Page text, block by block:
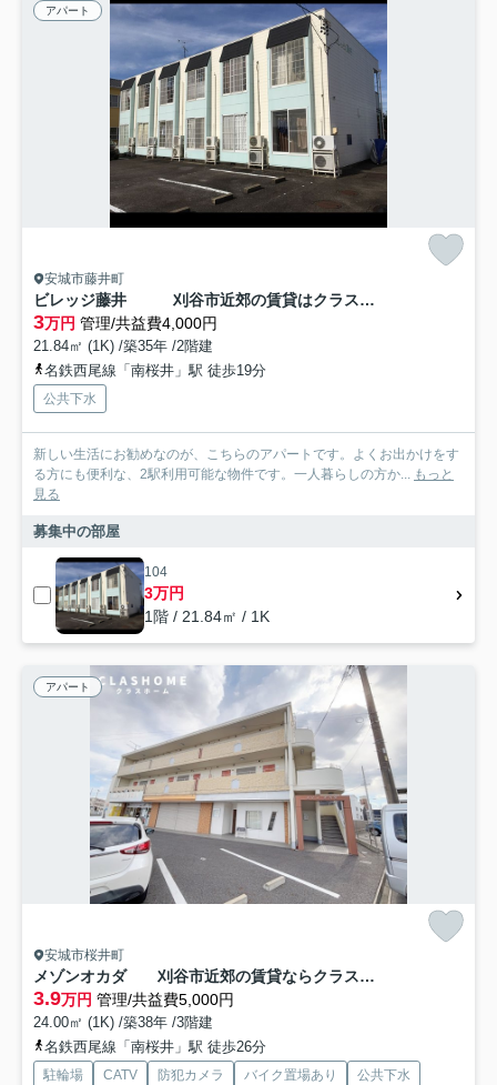
アパート
安城市藤井町
ビレッジ藤井 刈谷市近郊の賃貸はクラスホーム刈谷店
3万円 管理/共益費4,000円
21.84㎡ (1K) /築35年 /2階建
名鉄西尾線「南桜井」駅 徒歩19分
公共下水
新しい生活にお勧めなのが、こちらのアパートです。よくお出かけをす
る方にも便利な、2駅利用可能な物件です。一人暮らしの方か... もっと
見る
募集中の部屋
104
3万円
1階 / 21.84㎡ / 1K
アパート
安城市桜井町
メゾンオカダ 刈谷市近郊の賃貸ならクラスホーム刈谷店
3.9万円 管理/共益費5,000円
24.00㎡ (1K) /築38年 /3階建
名鉄西尾線「南桜井」駅 徒歩26分
駐輪場 CATV 防犯カメラ バイク置場あり 公共下水